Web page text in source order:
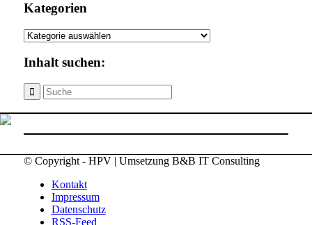
Kategorien
Kategorien
Inhalt suchen:
© Copyright - HPV | Umsetzung B&B IT Consulting
Kontakt
Impressum
Datenschutz
RSS-Feed